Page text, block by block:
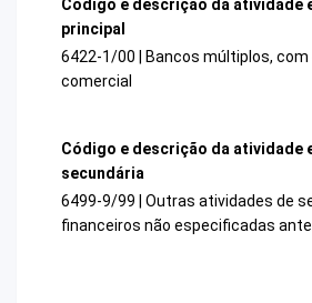
Código e descrição da atividade
principal
6422-1/00 | Bancos múltiplos,
comercial
Código e descrição da atividade
secundária
6499-9/99 | Outras atividades de
financeiros não especificadas